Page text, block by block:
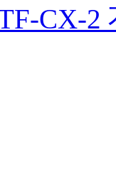
CX-